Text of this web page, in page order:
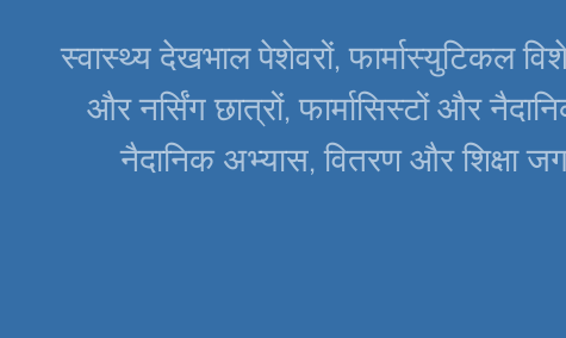
स्वास्थ्य देखभाल पेशेवरों, फार्मास्युटिकल
और नर्सिंग छात्रों, फार्मासिस्टों और
नैदानिक अभ्यास, वितरण और शिक्षा